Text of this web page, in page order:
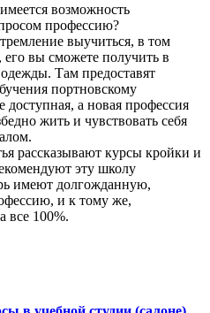
возможность
профессию?
выучиться, в том
вы сможете получить в
Там предоставят
портновскому
доступная, а новая профессия
жить и чувствовать себя
рассказывают курсы кройки и
эту школу
имеют долгожданную,
и к тому же,
все 100%.